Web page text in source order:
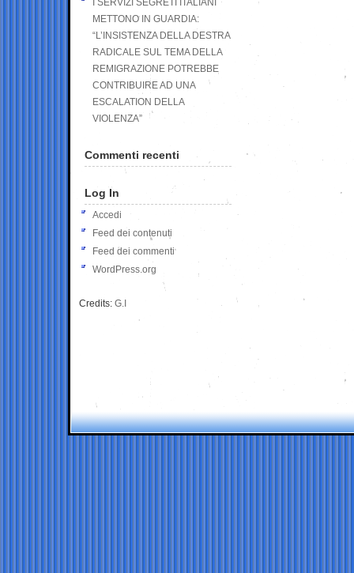
I SERVIZI SEGRETI ITALIANI
METTONO IN GUARDIA:
“L’INSISTENZA DELLA DESTRA
RADICALE SUL TEMA DELLA
REMIGRAZIONE POTREBBE
CONTRIBUIRE AD UNA
ESCALATION DELLA
VIOLENZA”
Commenti recenti
Log In
Accedi
Feed dei contenuti
Feed dei commenti
WordPress.org
Credits: G.I